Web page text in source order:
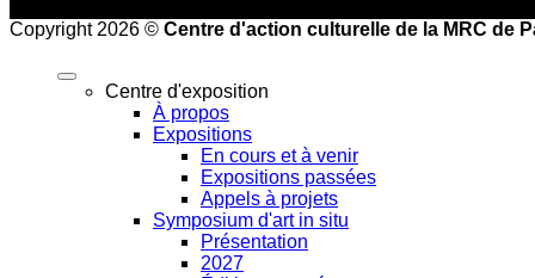
Copyright 2026 © Centre d'action culturelle de la MRC de
Centre d'exposition
À propos
Expositions
En cours et à venir
Expositions passées
Appels à projets
Symposium d'art in situ
Présentation
2027